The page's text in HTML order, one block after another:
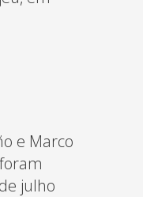
e Marco
julho